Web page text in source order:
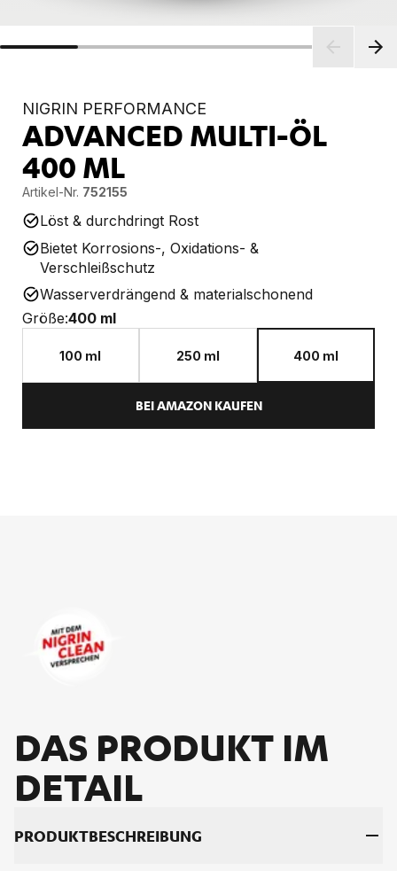
NIGRIN PERFORMANCE
ADVANCED MULTI-ÖL
400 ML
Artikel-Nr. 752155
Löst & durchdringt Rost
Bietet Korrosions-, Oxidations- &
Verschleißschutz
Wasserverdrängend & materialschonend
Größe:400 ml
100 ml 250 ml 400 ml
BEI AMAZON KAUFEN
DAS PRO­DUKT IM
DE­TAIL
PRO­DUKT­BE­SCHREI­BUNG